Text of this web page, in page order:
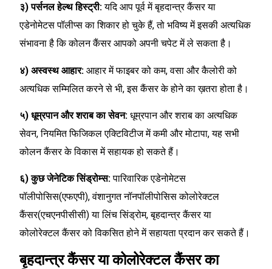
३) पर्सनल हेल्थ हिस्ट्री:यदि आप पूर्व में बृहदान्त्र कैंसर या
एडेनोमेटस पॉलीप्स का शिकार हो चुके हैं, तो भविष्य में इसकी अत्यधिक
संभावना है कि कोलन कैंसर आपको अपनी चपेट में ले सकता है।
४) अस्वस्थ आहार: आहार में फाइबर को कम, वसा और कैलोरी को
अत्यधिक सम्मिलित करने से भी, इस कैंसर के होने का ख़तरा होता है।
५) धूम्रपान और शराब का सेवन: धूम्रपान और शराब का अत्यधिक
सेवन, नियमित फिजिकल एक्टिविटीज में कमी और मोटापा, यह सभी
कोलन कैंसर के विकास में सहायक हो सकते हैं।
६) कुछ जेनेटिक सिंड्रोम्स:पारिवारिक एडेनोमेटस
पॉलीपोसिस(एफएपी), वंशानुगत नॉनपॉलीपोसिस कोलोरेक्टल
कैंसर(एचएनपीसीसी) या लिंच सिंड्रोम, बृहदान्त्र कैंसर या
कोलोरेक्टल कैंसर को विकसित होने में सहायता प्रदान कर सकते हैं।
बृहदान्त्र कैंसर या कोलोरेक्टल कैंसर का